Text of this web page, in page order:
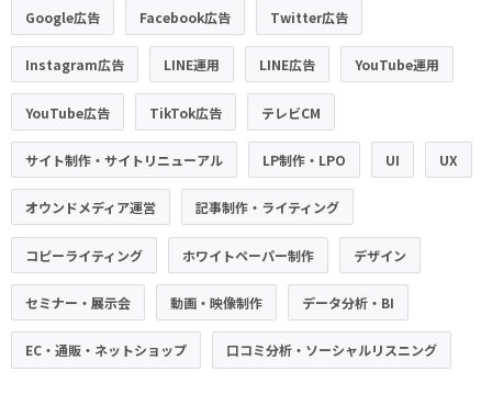
Google広告 Facebook広告 Twitter広告
Instagram広告 LINE運用 LINE広告 YouTube運用
YouTube広告 TikTok広告 テレビCM
サイト制作・サイトリニューアル LP制作・LPO UI UX
オウンドメディア運営 記事制作・ライティング
コピーライティング ホワイトペーパー制作 デザイン
セミナー・展示会 動画・映像制作 データ分析・BI
EC・通販・ネットショップ 口コミ分析・ソーシャルリスニング